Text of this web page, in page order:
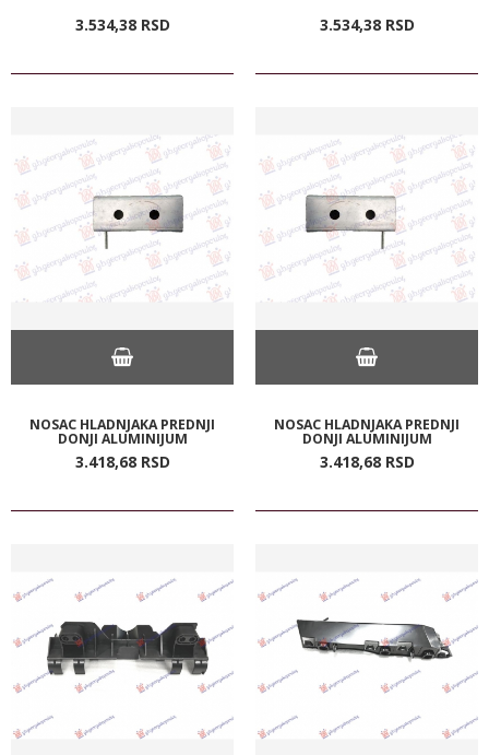
3.534,38 RSD 3.534,38 RSD
NOSAC HLADNJAKA PREDNJI
DONJI ALUMINIJUM
3.418,68 RSD
NOSAC HLADNJAKA PREDNJI
DONJI ALUMINIJUM
3.418,68 RSD